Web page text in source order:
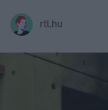
rtl.hu